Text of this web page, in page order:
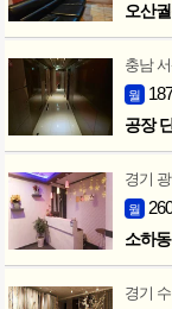
오산
충남 서
월 187
공장
경기 광
월 260
소하
경기 수